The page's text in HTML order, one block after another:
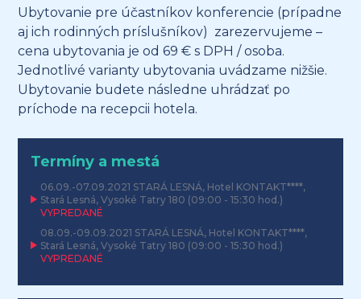
Ubytovanie pre účastníkov konferencie (prípadne
aj ich rodinných príslušníkov) zarezervujeme –
cena ubytovania je od 69 € s DPH / osoba.
Jednotlivé varianty ubytovania uvádzame nižšie.
Ubytovanie budete následne uhrádzať po
príchode na recepcii hotela.
Termíny a mestá
06.09.-07.09.2021 STARÁ LESNÁ, Hotel KONTAKT****,
Stará Lesná, Vysoké Tatry 180 (09:00 - 15:30 hod.)
VYPREDANÉ
08.09.-09.09.2021 STARÁ LESNÁ, Hotel KONTAKT****,
Stará Lesná, Vysoké Tatry 180 (09:00 - 15:30 hod.)
VYPREDANÉ